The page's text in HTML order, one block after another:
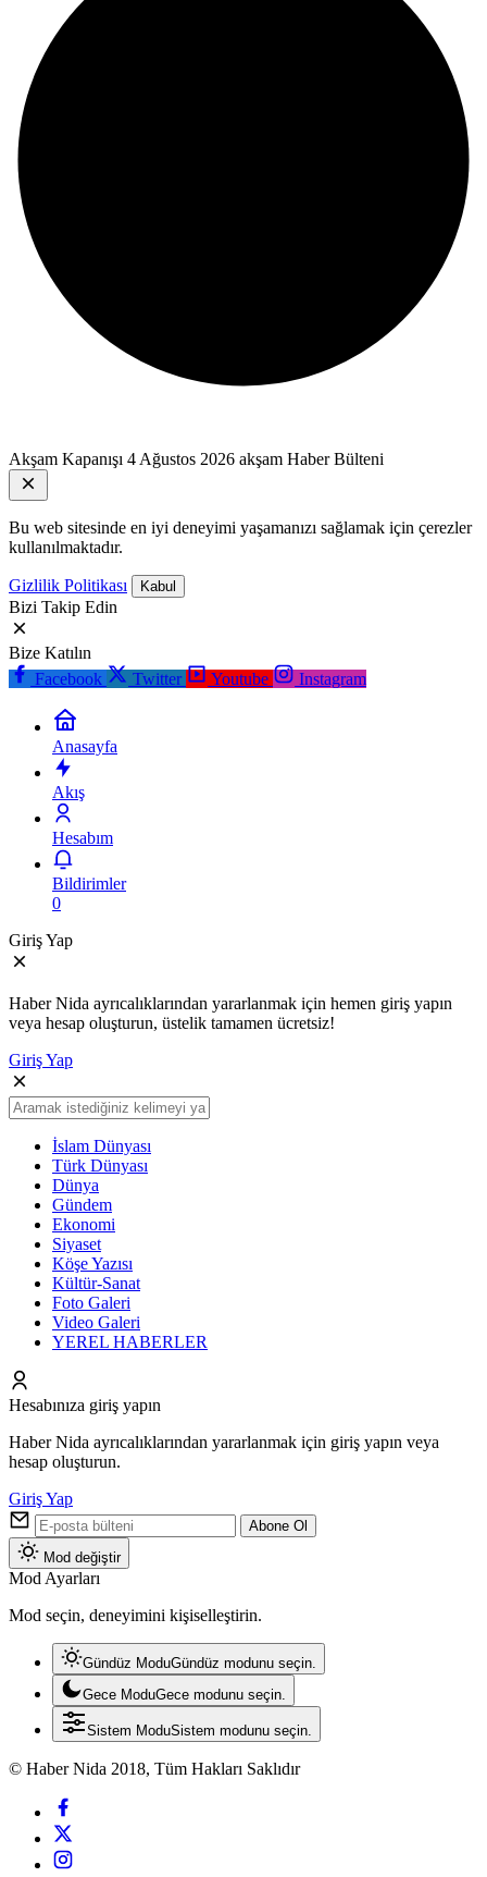
Akşam Kapanışı 4 Ağustos 2026 akşam Haber Bülteni
Bu web sitesinde en iyi deneyimi yaşamanızı sağlamak için çerezler
kullanılmaktadır.
Gizlilik Politikası Kabul
Bizi Takip Edin
Bize Katılın
Facebook
Twitter Youtube Instagram
Anasayfa
Akış
Hesabım
Bildirimler
0
Giriş Yap
Haber Nida ayrıcalıklarından yararlanmak için hemen giriş yapın
veya hesap oluşturun, üstelik tamamen ücretsiz!
Giriş Yap
İslam Dünyası
Türk Dünyası
Dünya
Gündem
Ekonomi
Siyaset
Köşe Yazısı
Kültür-Sanat
Foto Galeri
Video Galeri
YEREL HABERLER
Hesabınıza giriş yapın
Haber Nida ayrıcalıklarından yararlanmak için giriş yapın veya
hesap oluşturun.
Giriş Yap
Abone Ol
Mod değiştir
Mod Ayarları
Mod seçin, deneyimini kişiselleştirin.
Gündüz ModuGündüz modunu seçin.
Gece ModuGece modunu seçin.
Sistem ModuSistem modunu seçin.
© Haber Nida 2018, Tüm Hakları Saklıdır